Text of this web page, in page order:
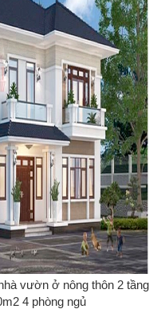
vườn ở nông thôn 2 tầng
4 phòng ngủ